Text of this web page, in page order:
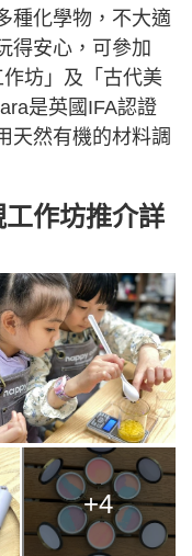
種化學物，不大適
得安心，可參加
坊」及「古代美
是英國IFA認證
天然有機的材料調
作坊推介詳
+4